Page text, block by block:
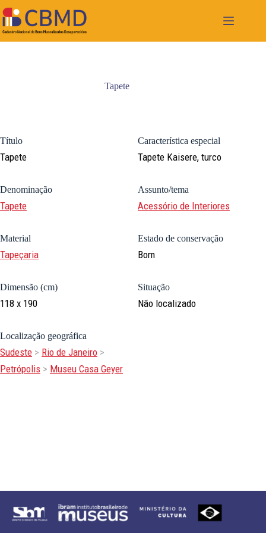
para
o
conteúdo
Tapete
Título
Tapete
Denominação
Tapete
Material
Tapeçaria
Dimensão (cm)
118 x 190
Localização geográfica
Sudeste > Rio de Janeiro >
Petrópolis > Museu Casa Geyer
Característica especial
Tapete Kaisere, turco
Assunto/tema
Acessório de Interiores
Estado de conservação
Bom
Situação
Não localizado